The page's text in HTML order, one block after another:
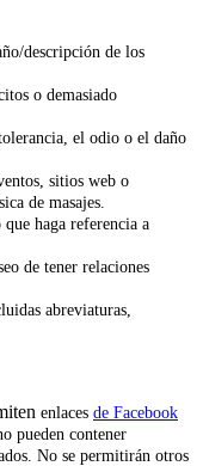
descripción de los
o demasiado
el odio o el daño
sitios web o
de masajes.
haga referencia a
de tener relaciones
abreviaturas,
enlaces de Facebook
pueden contener
No se permitirán otros